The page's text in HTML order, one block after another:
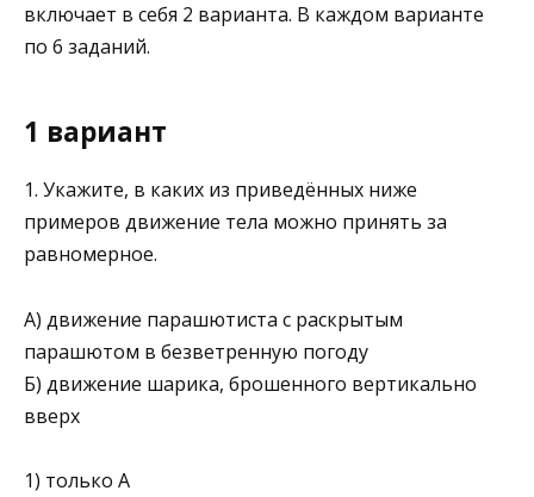
включает в себя 2 варианта. В каждом варианте
по 6 заданий.
1 вариант
1. Укажите, в каких из приведённых ниже
примеров движение тела можно принять за
равномерное.
А) движение парашютиста с раскрытым
парашютом в безветренную погоду
Б) движение шарика, брошенного вертикально
вверх
1) только А